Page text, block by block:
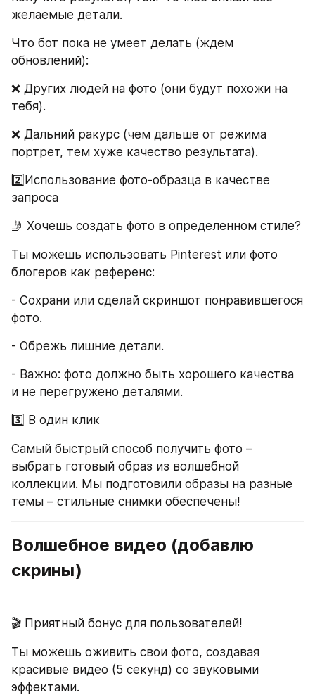
желаемые детали.
Что бот пока не умеет делать (ждем
обновлений):
❌ Других людей на фото (они будут похожи на
тебя).
❌ Дальний ракурс (чем дальше от режима
портрет, тем хуже качество результата).
2️⃣Использование фото-образца в качестве
запроса
🤳 Хочешь создать фото в определенном стиле?
Ты можешь использовать Pinterest или фото
блогеров как референс:
- Сохрани или сделай скриншот понравившегося
фото.
- Обрежь лишние детали.
- Важно: фото должно быть хорошего качества
и не перегружено деталями.
3️⃣ В один клик
Самый быстрый способ получить фото –
выбрать готовый образ из волшебной
коллекции. Мы подготовили образы на разные
темы – стильные снимки обеспечены!
Волшебное видео (добавлю
скрины)
🎬 Приятный бонус для пользователей!
Ты можешь оживить свои фото, создавая
красивые видео (5 секунд) со звуковыми
эффектами.